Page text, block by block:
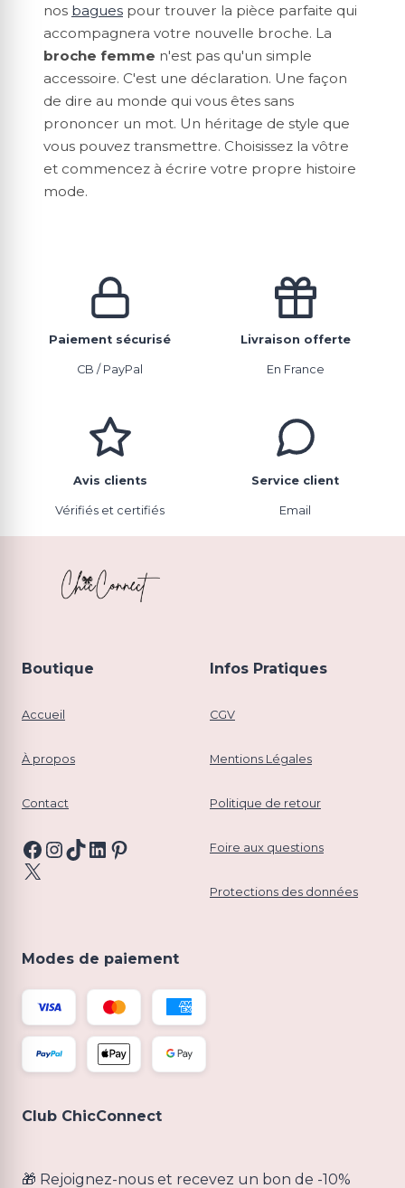
nos bagues pour trouver la pièce parfaite qui
accompagnera votre nouvelle broche. La
broche femme n'est pas qu'un simple
accessoire. C'est une déclaration. Une façon
de dire au monde qui vous êtes sans
prononcer un mot. Un héritage de style que
vous pouvez transmettre. Choisissez la vôtre
et commencez à écrire votre propre histoire
mode.
Paiement sécurisé
CB / PayPal
Livraison offerte
En France
Avis clients
Vérifiés et certifiés
Service client
Email
Boutique
Accueil
À propos
Contact
Facebook
Instagram
TikTok
LinkedIn
Pinterest
X
Infos Pratiques
CGV
Mentions Légales
Politique de retour
Foire aux questions
Protections des données
Modes de paiement
Club ChicConnect
🎁 Rejoignez-nous et recevez un bon de -10%